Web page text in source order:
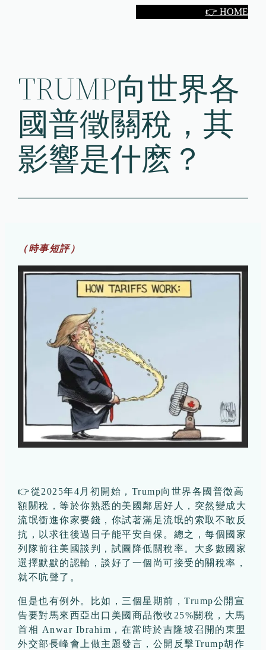
👉 HOME
TRUMP向世界各
國普徵關稅，其
影響是什麽？
（時事短評）
👉從2025年4月初開始，Trump向世界各國普徵高
額關稅，等於你熟悉的美國鄰居好人，突然變成大
流氓衝進你家要錢，你試著滿足流氓的索取不敢反
抗，以求往後過日子能平安自保。總之，每個國家
列隊前往美國談判，試圖降低關稅率。大多數國家
選擇默默的認輸，談好了一個尚可接受的關稅率，
就不吭聲了。
但是也有例外。比如，三個星期前，Trump公開宣
告要對馬來西亞出口美國商品徵收25%關稅，大馬
首相 Anwar Ibrahim，在當時於吉隆坡召開的東盟
外交部長峰會上做主題發言，公開反擊Trump胡作